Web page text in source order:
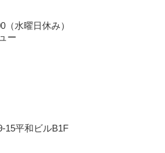
（水曜日休み）
ー
15平和ビルB1F